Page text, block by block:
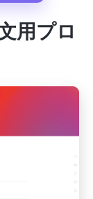
用プロ